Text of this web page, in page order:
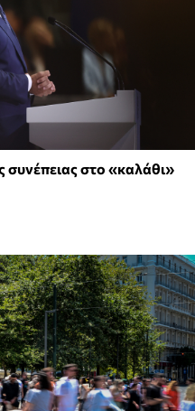
στο «καλάθι»